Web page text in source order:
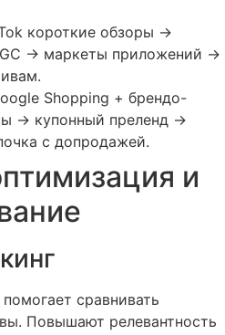
короткие обзоры →
→ маркеты приложений →
Shopping + брендо-
→ купонный преленд →
с допродажей.
и
сравнивать
Повышают релевантность